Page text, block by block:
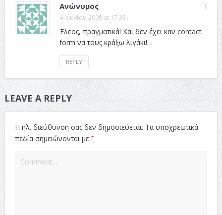
3
Ανώνυμος
4 Ιουνίου 2009 at 17:33
Έλεος, πραγματικά! Και δεν έχει καν contact
form να τους κράξω λιγάκι!…
REPLY
LEAVE A REPLY
Η ηλ. διεύθυνση σας δεν δημοσιεύεται. Τα υποχρεωτικά
πεδία σημειώνονται με *